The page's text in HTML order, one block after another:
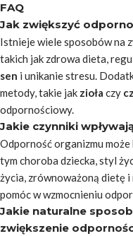
FAQ
Jak zwiększyć
Istnieje wiele sposobów na
takich jak zdrowa dieta,
sen i unikanie stresu.
metody, takie jak zioła czy
odpornościowy.
Jakie czynniki
Odporność organizmu
tym choroba dziecka, styl
życia, zrównoważoną dietę
pomóc w wzmocnieniu
Jakie naturalne
zwiększenie